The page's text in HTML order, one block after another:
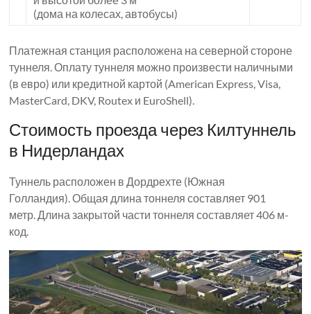
(дома на колесах, автобусы)
Платежная станция расположена на северной стороне
туннеля. Оплату туннеля можно произвести наличными
(в евро) или кредитной картой (American Express, Visa,
MasterCard, DKV, Routex и EuroShell).
Стоимость проезда через Килтуннель
в Нидерландах
Туннель расположен в Дордрехте (Южная
Голландия). Общая длина тоннеля составляет 901
метр. Длина закрытой части тоннеля составляет 406 м-
код.